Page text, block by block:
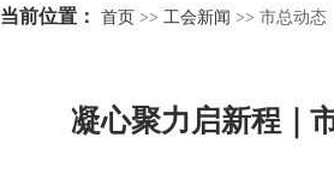
当前位置： 首页 >> 工会新闻 >> 市总动态
凝心聚力启新程｜